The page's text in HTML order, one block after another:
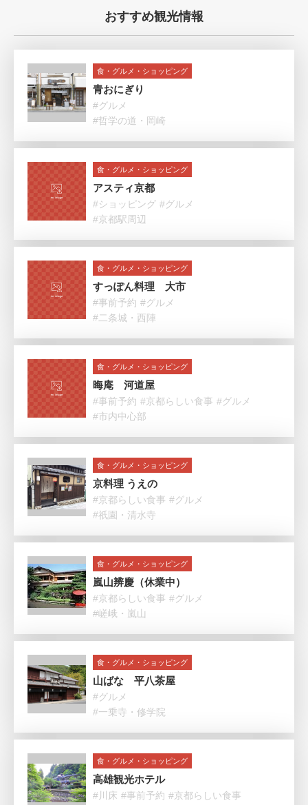
おすすめ観光情報
食・グルメ・ショッピング
青おにぎり
#グルメ
#哲学の道・岡崎
食・グルメ・ショッピング
アスティ京都
#ショッピング #グルメ
#京都駅周辺
食・グルメ・ショッピング
すっぽん料理 大市
#事前予約 #グルメ
#二条城・西陣
食・グルメ・ショッピング
晦庵 河道屋
#事前予約 #京都らしい食事 #グルメ
#市内中心部
食・グルメ・ショッピング
京料理 うえの
#京都らしい食事 #グルメ
#祇園・清水寺
食・グルメ・ショッピング
嵐山辨慶（休業中）
#京都らしい食事 #グルメ
#嵯峨・嵐山
食・グルメ・ショッピング
山ばな 平八茶屋
#グルメ
#一乗寺・修学院
食・グルメ・ショッピング
高雄観光ホテル
#川床 #事前予約 #京都らしい食事